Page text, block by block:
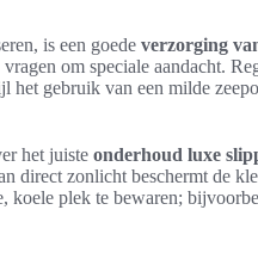
is een goede verzorging
om speciale aandacht.
gebruik van een milde
het juiste onderhoud luxe
direct zonlicht beschermt de
koele plek te bewaren;